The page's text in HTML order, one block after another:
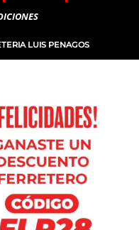
LUIS PENAGOS